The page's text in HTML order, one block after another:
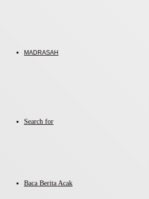
MADRASAH
Search for
Baca Berita Acak